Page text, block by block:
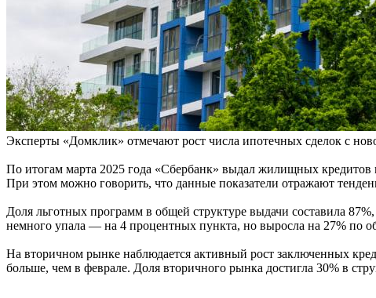
Эксперты «Домклик» отмечают рост числа ипотечных сделок с
По итогам марта 2025 года «Сбербанк» выдал жилищных кредитов
При этом можно говорить, что данные показатели отражают
Доля льготных программ в общей структуре выдачи составила
немного упала — на 4 процентных пункта, но выросла на 27% по
На вторичном рынке наблюдается активный рост заключенных
больше, чем в феврале. Доля вторичного рынка достигла 30% в